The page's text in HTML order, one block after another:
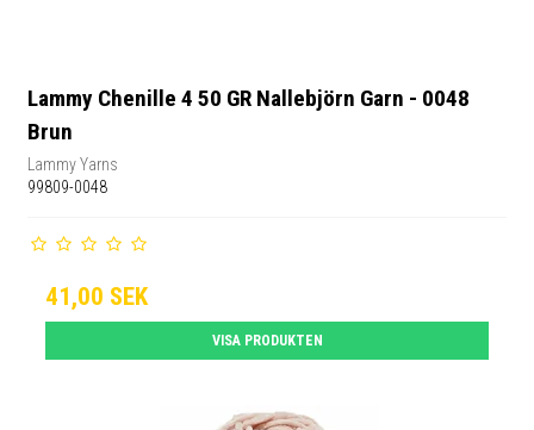
Lammy Chenille 4 50 GR Nallebjörn Garn - 0048
Brun
Lammy Yarns
99809-0048
41,00 SEK
VISA PRODUKTEN